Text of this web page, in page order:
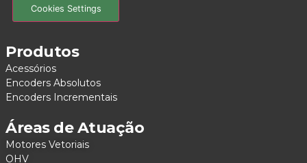
Cookies Settings
Produtos
Acessórios
Encoders Absolutos
Encoders Incrementais
Áreas de Atuação
Motores Vetoriais
OHV